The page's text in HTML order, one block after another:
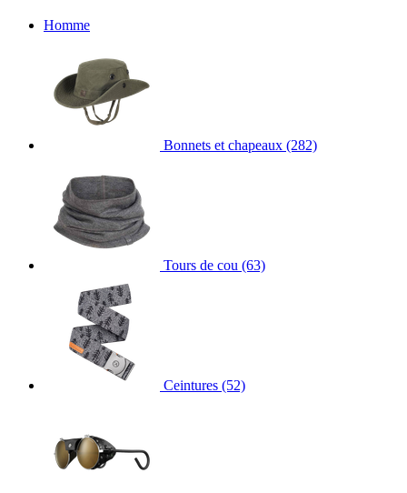
Homme
Bonnets et chapeaux (282)
Tours de cou (63)
Ceintures (52)